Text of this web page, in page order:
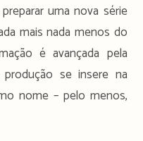
uma nova série
mais nada menos do
é avançada pela
se insere na
nome – pelo menos,